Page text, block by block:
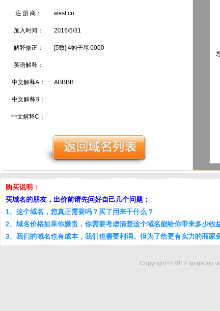
注 册 商： west.cn
加入时间： 2016/5/31
解释修正： [5数] 4豹子尾 0000
英语解释：
中文解释A： ABBBB
中文解释B：
中文解释C：
购买说明：
买域名的朋友，出价前请先问好自己几个问题：
1、这个域名，您真正需要吗？买了用来干什么？
2、域名价格如果你嫌贵，你需要考虑清楚这个域名能给你带来多少收
3、我们的域名也有成本，我们也需要利润。但为了给更有实力的商家
Copyright © 2017